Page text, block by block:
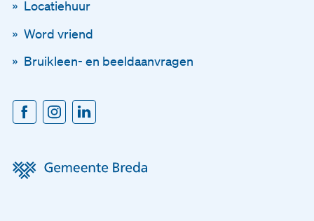
Locatiehuur
Word vriend
Bruikleen- en beeldaanvragen